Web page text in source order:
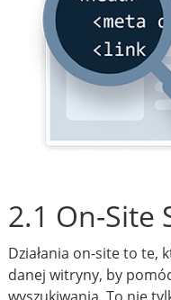
2.1 On-Site
Działania on-site to te,
danej witryny, by
wyszukiwania. To nie